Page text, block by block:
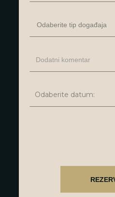
Odaberite datum: